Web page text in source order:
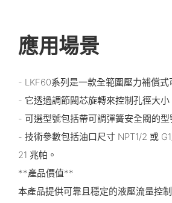
應用場景
- LKF60系列是一款全範圍壓力補償式
- 它透過調節閥芯旋轉來控制孔徑大
- 可選型號包括帶可調彈簧安全閥的
- 技術參數包括油口尺寸 NPT1/2 或
21 兆帕。
**產品價值**
本產品提供可靠且穩定的液壓流量控